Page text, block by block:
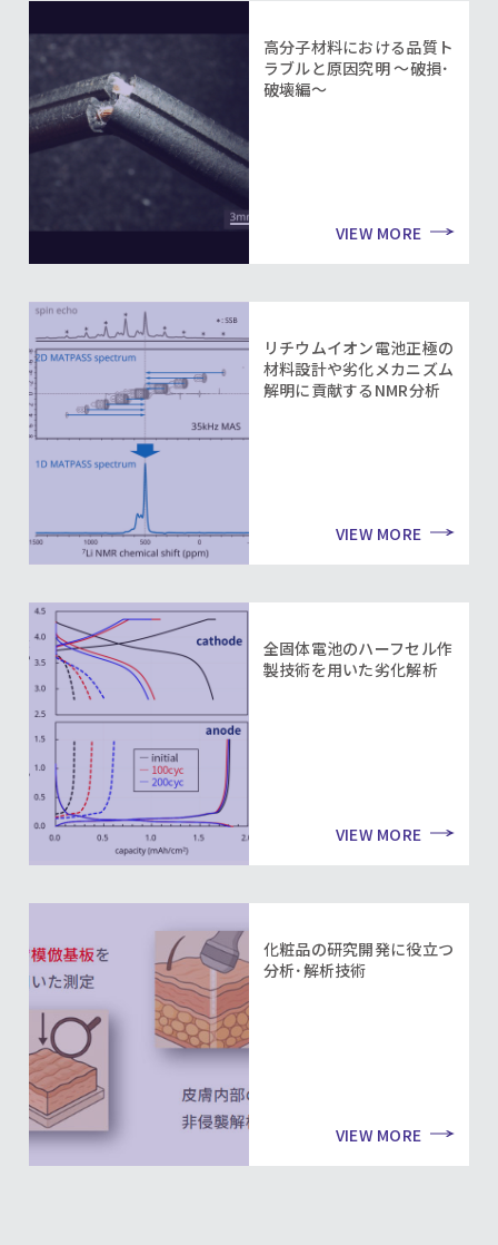
高分子材料における品質ト
ラブルと原因究明 ～破損･
破壊編～
VIEW MORE
リチウムイオン電池正極の
材料設計や劣化メカニズム
解明に貢献するNMR分析
VIEW MORE
全固体電池のハーフセル作
製技術を用いた劣化解析
VIEW MORE
化粧品の研究開発に役立つ
分析･解析技術
VIEW MORE